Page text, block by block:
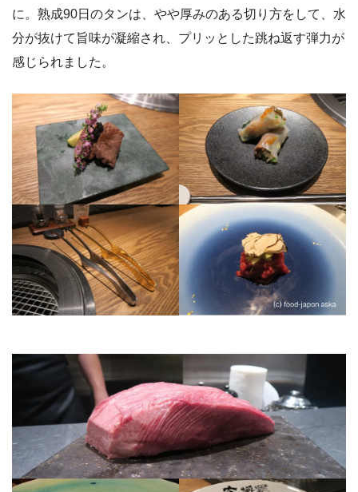
に。熟成90日のタンは、やや厚みのある切り方をして、水
分が抜けて旨味が凝縮され、プリッとした跳ね返す弾力が
感じられました。